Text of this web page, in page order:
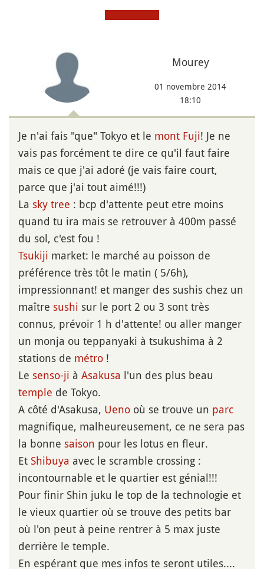
Mourey
01 novembre 2014
18:10
Je n'ai fais "que" Tokyo et le mont Fuji! Je ne
vais pas forcément te dire ce qu'il faut faire
mais ce que j'ai adoré (je vais faire court,
parce que j'ai tout aimé!!!)
La sky tree : bcp d'attente peut etre moins
quand tu ira mais se retrouver à 400m passé
du sol, c'est fou !
Tsukiji market: le marché au poisson de
préférence très tôt le matin ( 5/6h),
impressionnant! et manger des sushis chez un
maître sushi sur le port 2 ou 3 sont très
connus, prévoir 1 h d'attente! ou aller manger
un monja ou teppanyaki à tsukushima à 2
stations de métro !
Le senso-ji à Asakusa l'un des plus beau
temple de Tokyo.
A côté d'Asakusa, Ueno où se trouve un parc
magnifique, malheureusement, ce ne sera pas
la bonne saison pour les lotus en fleur.
Et Shibuya avec le scramble crossing :
incontournable et le quartier est génial!!!
Pour finir Shin juku le top de la technologie et
le vieux quartier où se trouve des petits bar
où l'on peut à peine rentrer à 5 max juste
derrière le temple.
En espérant que mes infos te seront utiles....